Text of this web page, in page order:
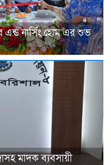
এন্ড নার্সিং হোম এর শুভ
মাদক ব্যবসায়ী